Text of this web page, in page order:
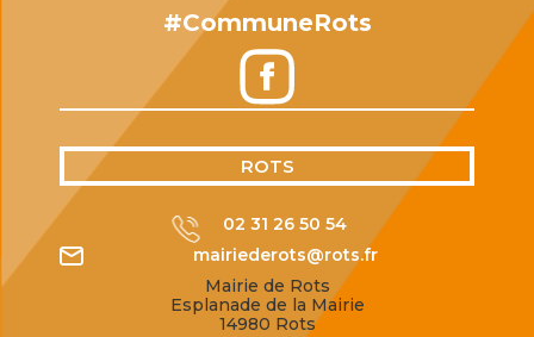
#CommuneRots
ROTS
02 31 26 50 54
mairiederots@rots.fr
Mairie de Rots
Esplanade de la Mairie
14980 Rots